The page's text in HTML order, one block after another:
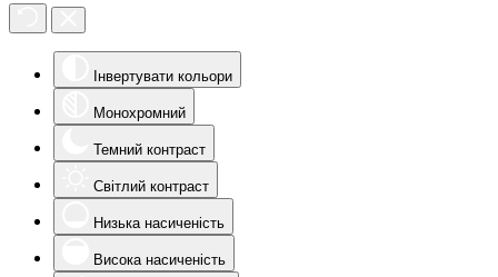
Інвертувати кольори
Монохромний
Темний контраст
Світлий контраст
Низька насиченість
Висока насиченість